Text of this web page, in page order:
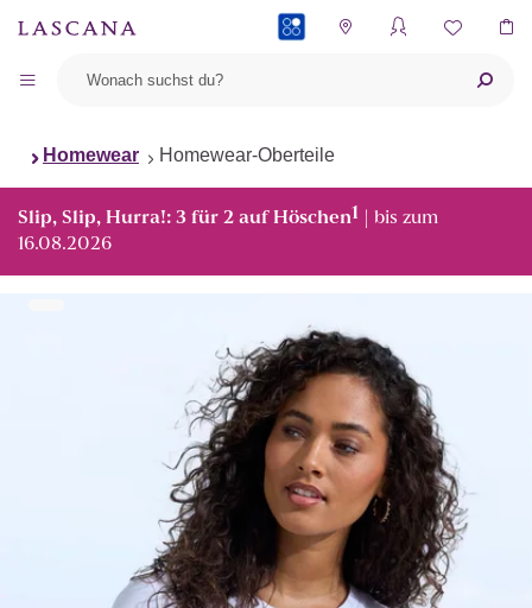
Homewear Homewear-Oberteile
Slip, Slip, Hurra!: 3 für 2 auf Höschen1 | bis zum
16.08.2026